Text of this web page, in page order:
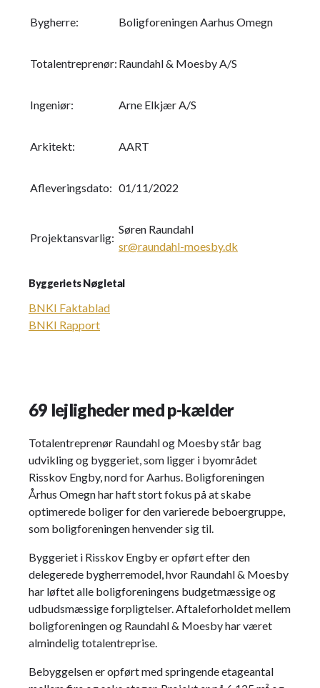
Bygherre: Boligforeningen Aarhus Omegn
Totalentreprenør: Raundahl & Moesby A/S
Ingeniør: Arne Elkjær A/S
Arkitekt: AART
Afleveringsdato: 01/11/2022
Projektansvarlig:
Søren Raundahl
sr@raundahl-moesby.dk
Byggeriets Nøgletal
BNKI Faktablad
BNKI Rapport
69 lejligheder med p-kælder
Totalentreprenør Raundahl og Moesby står bag
udvikling og byggeriet, som ligger i byområdet
Risskov Engby, nord for Aarhus. Boligforeningen
Århus Omegn har haft stort fokus på at skabe
optimerede boliger for den varierede beboergruppe,
som boligforeningen henvender sig til.
Byggeriet i Risskov Engby er opført efter den
delegerede bygherremodel, hvor Raundahl & Moesby
har løftet alle boligforeningens budgetmæssige og
udbudsmæssige forpligtelser. Aftaleforholdet mellem
boligforeningen og Raundahl & Moesby har været
almindelig totalentreprise.
Bebyggelsen er opført med springende etageantal